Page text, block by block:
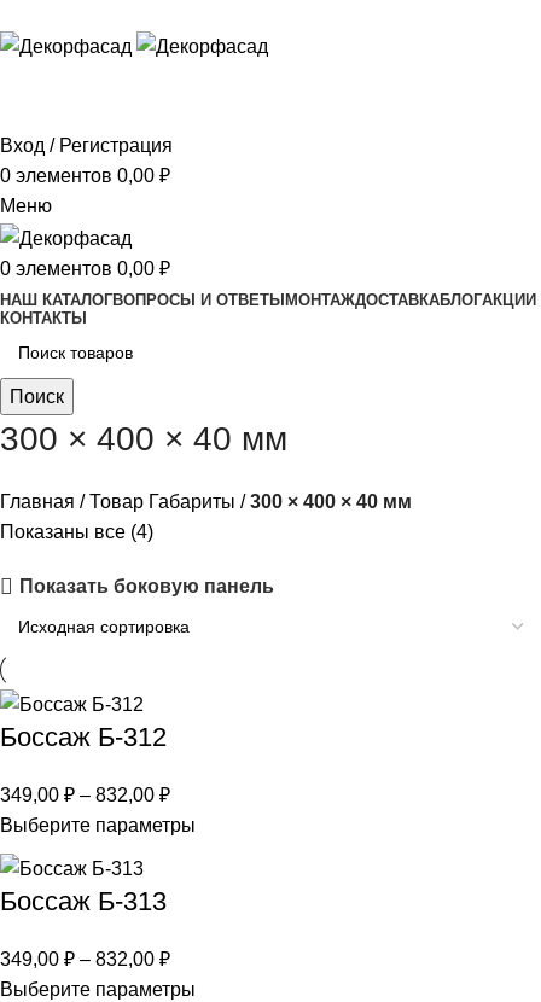
Вход / Регистрация
0 элементов 0,00 ₽
Меню
0 элементов 0,00 ₽
НАШ КАТАЛОГВОПРОСЫ И ОТВЕТЫМОНТАЖДОСТАВКАБЛОГАКЦИИ
КОНТАКТЫ
Поиск
300 × 400 × 40 мм
Главная Товар Габариты
300 × 400 × 40 мм
Показаны все (4)
Показать боковую панель
Боссаж Б-312
349,00 ₽ – 832,00 ₽
Выберите параметры
Боссаж Б-313
349,00 ₽ – 832,00 ₽
Выберите параметры